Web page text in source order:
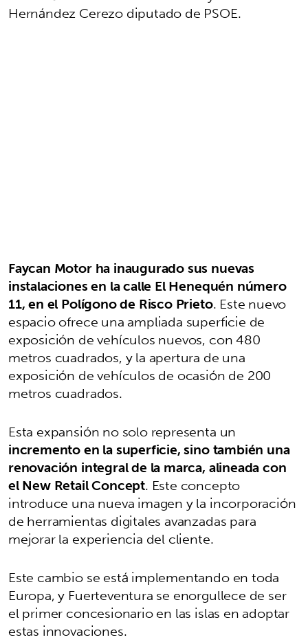
Hernández Cerezo diputado de PSOE.
Faycan Motor ha inaugurado sus nuevas
instalaciones en la calle El Henequén número
11, en el Polígono de Risco Prieto. Este nuevo
espacio ofrece una ampliada superficie de
exposición de vehículos nuevos, con 480
metros cuadrados, y la apertura de una
exposición de vehículos de ocasión de 200
metros cuadrados.
Esta expansión no solo representa un
incremento en la superficie, sino también una
renovación integral de la marca, alineada con
el New Retail Concept. Este concepto
introduce una nueva imagen y la incorporación
de herramientas digitales avanzadas para
mejorar la experiencia del cliente.
Este cambio se está implementando en toda
Europa, y Fuerteventura se enorgullece de ser
el primer concesionario en las islas en adoptar
estas innovaciones.